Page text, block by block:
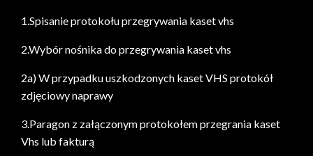
1.Spisanie protokołu przegrywania kaset vhs
2.Wybór nośnika do przegrywania kaset vhs
2a) W przypadku uszkodzonych kaset VHS protokół
zdjęciowy naprawy
3.Paragon z załączonym protokołem przegrania kaset
Vhs lub fakturą